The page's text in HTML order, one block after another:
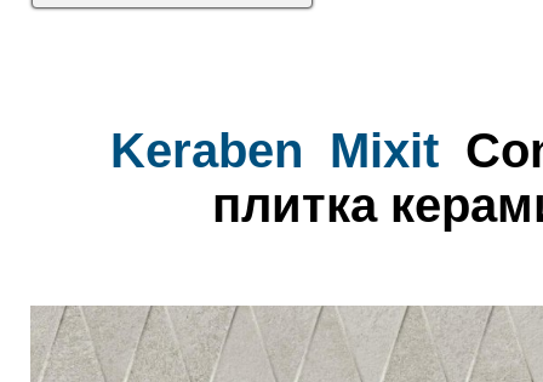
Keraben Mixit
плитка